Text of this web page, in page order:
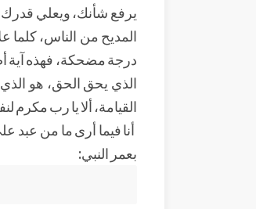
يرفع شأنك، ويعلي
المديح من الناس،
درجة مضحكة، فهذه آية
الذي يحق الحق، هو
القيامة، ألا يا رب مكرم
أنا فيما أرى ما من عبد
بعمر النبي: